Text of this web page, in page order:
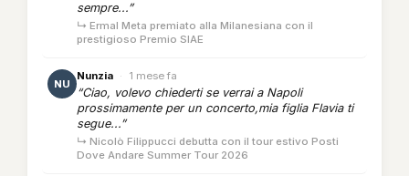
sempre...”
↳ Ermal Meta premiato alla Milanesiana con il
prestigioso Premio SIAE
NU
Nunzia · 1 mese fa
“Ciao, volevo chiederti se verrai a Napoli
prossimamente per un concerto,mia figlia Flavia ti
segue...”
↳ Nicolò Filippucci debutta con il tour estivo Posti
Dove Andare Summer Tour 2026